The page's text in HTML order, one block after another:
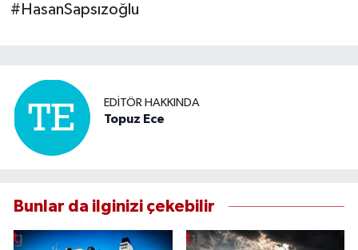
#HasanSapsızoğlu
EDITÖR HAKKINDA
Topuz Ece
Bunlar da ilginizi çekebilir